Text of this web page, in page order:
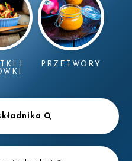
I
PRZETWORY